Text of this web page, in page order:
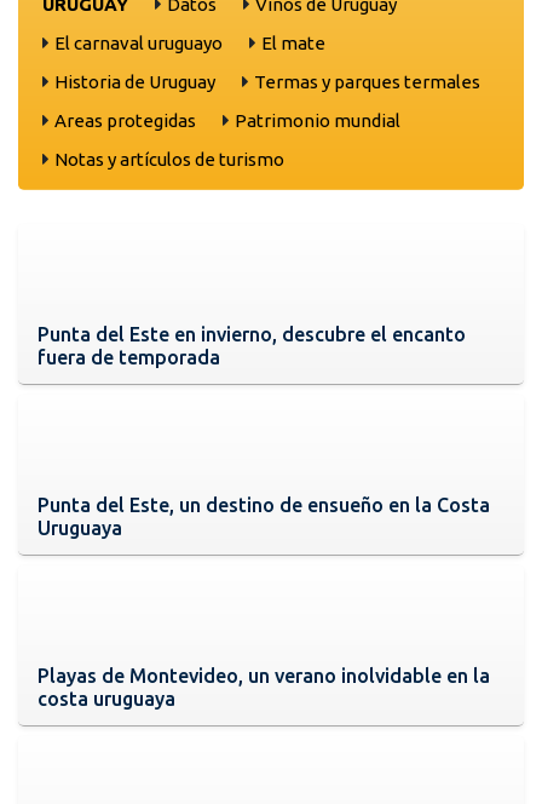
URUGUAY Datos
Vinos de Uruguay
El carnaval uruguayo
El mate
Historia de Uruguay
Termas y parques termales
Areas protegidas
Patrimonio mundial
Notas y artículos de turismo
Punta del Este en invierno, descubre el encanto
fuera de temporada
Punta del Este, un destino de ensueño en la Costa
Uruguaya
Playas de Montevideo, un verano inolvidable en la
costa uruguaya